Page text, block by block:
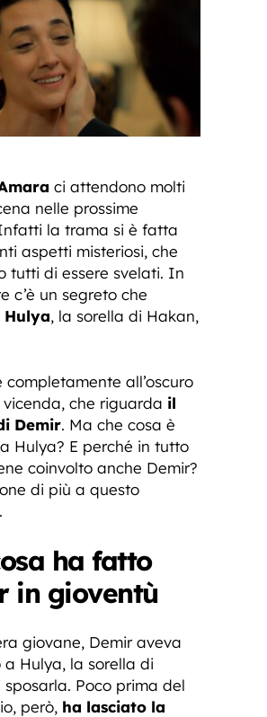
ci attendono molti
nelle prossime
la trama si è fatta
aspetti misteriosi, che
tutti di essere svelati. In
c’è un segreto che
Hulya, la sorella di Hakan,
completamente all’oscuro
che riguarda il
Demir. Ma che cosa è
Hulya? E perché in tutto
coinvolto anche Demir?
di più a questo
ha fatto
in gioventù
giovane, Demir aveva
a Hulya, la sorella di
sposarla. Poco prima del
però, ha lasciato la